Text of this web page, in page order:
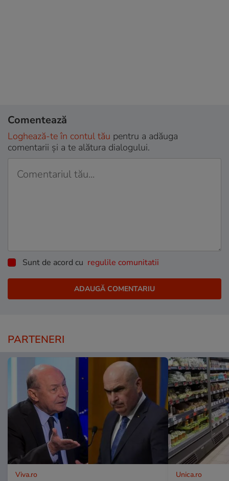
Comentează
Loghează-te în contul tău pentru a adăuga
comentarii și a te alătura dialogului.
Sunt de acord cu regulile comunitatii
PARTENERI
Viva.ro Unica.ro